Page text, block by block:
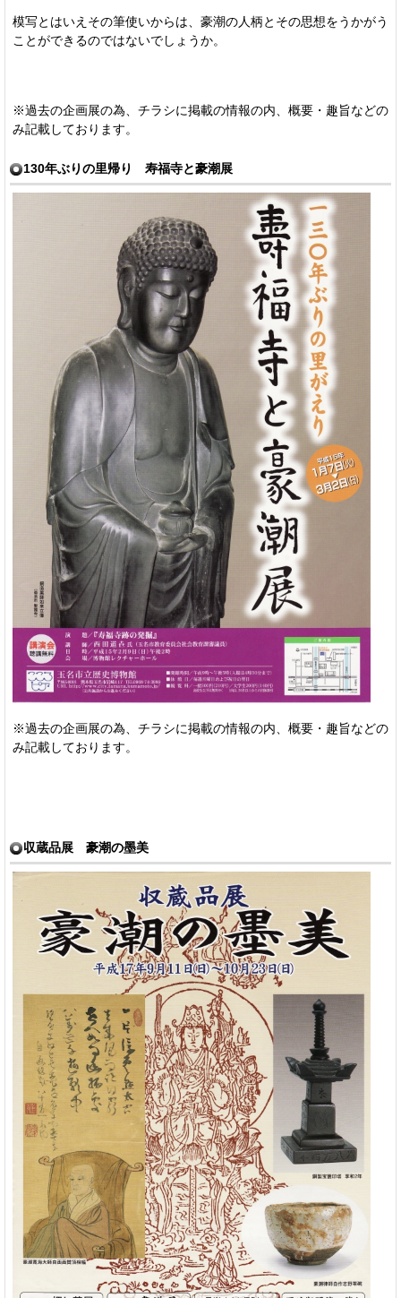
模写とはいえその筆使いからは、豪潮の人柄とその思想をうかがう
ことができるのではないでしょうか。
※過去の企画展の為、チラシに掲載の情報の内、概要・趣旨などの
み記載しております。
130年ぶりの里帰り 寿福寺と豪潮展
※過去の企画展の為、チラシに掲載の情報の内、概要・趣旨などの
み記載しております。
収蔵品展 豪潮の墨美